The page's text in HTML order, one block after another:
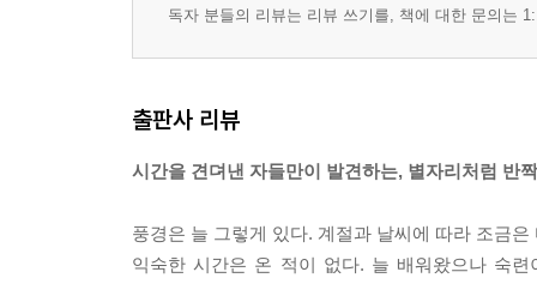
독자 분들의 리뷰는 리뷰 쓰기를, 책에 대한 문의는
출판사 리뷰
시간을 견뎌낸 자들만이 발견하는, 별자리처럼 반
풍경은 늘 그렇게 있다. 계절과 날씨에 따라 조금
익숙한 시간은 온 적이 없다. 늘 배워왔으나 숙